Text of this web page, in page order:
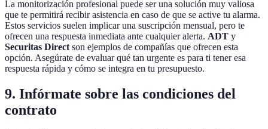
La monitorización profesional puede ser una solución muy valiosa
que te permitirá recibir asistencia en caso de que se active tu alarma.
Estos servicios suelen implicar una suscripción mensual, pero te
ofrecen una respuesta inmediata ante cualquier alerta. ADT y
Securitas Direct son ejemplos de compañías que ofrecen esta
opción. Asegúrate de evaluar qué tan urgente es para ti tener esa
respuesta rápida y cómo se integra en tu presupuesto.
9. Infórmate sobre las condiciones del
contrato